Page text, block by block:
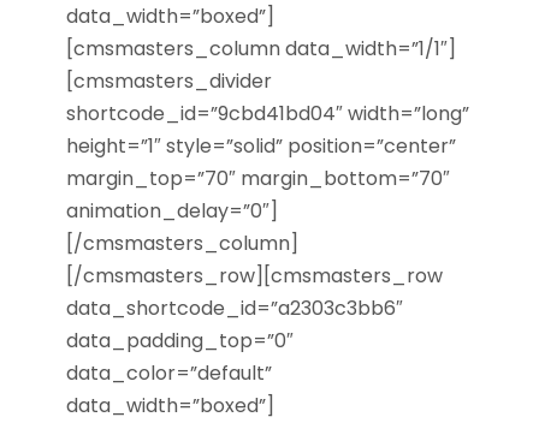
data_width=”boxed”]
[cmsmasters_column data_width=”1/1″]
[cmsmasters_divider
shortcode_id=”9cbd41bd04″ width=”long”
height=”1″ style=”solid” position=”center”
margin_top=”70″ margin_bottom=”70″
animation_delay=”0″]
[/cmsmasters_column]
[/cmsmasters_row][cmsmasters_row
data_shortcode_id=”a2303c3bb6″
data_padding_top=”0″
data_color=”default”
data_width=”boxed”]